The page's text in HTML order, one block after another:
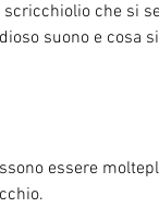
che si
suono e cosa
essere